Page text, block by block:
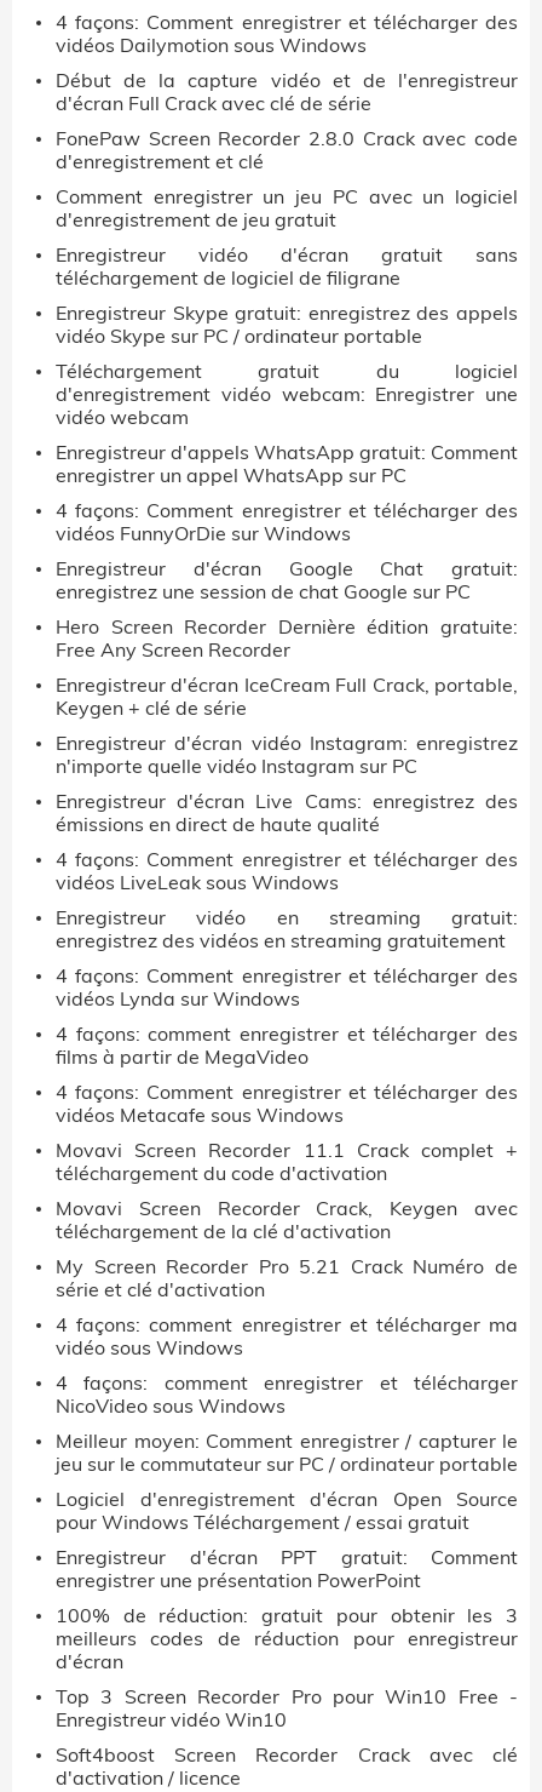
4 façons: Comment enregistrer et télécharger des
vidéos Dailymotion sous Windows
Début de la capture vidéo et de l'enregistreur
d'écran Full Crack avec clé de série
FonePaw Screen Recorder 2.8.0 Crack avec code
d'enregistrement et clé
Comment enregistrer un jeu PC avec un logiciel
d'enregistrement de jeu gratuit
Enregistreur vidéo d'écran gratuit sans
téléchargement de logiciel de filigrane
Enregistreur Skype gratuit: enregistrez des appels
vidéo Skype sur PC / ordinateur portable
Téléchargement gratuit du logiciel
d'enregistrement vidéo webcam: Enregistrer une
vidéo webcam
Enregistreur d'appels WhatsApp gratuit: Comment
enregistrer un appel WhatsApp sur PC
4 façons: Comment enregistrer et télécharger des
vidéos FunnyOrDie sur Windows
Enregistreur d'écran Google Chat gratuit:
enregistrez une session de chat Google sur PC
Hero Screen Recorder Dernière édition gratuite:
Free Any Screen Recorder
Enregistreur d'écran IceCream Full Crack, portable,
Keygen + clé de série
Enregistreur d'écran vidéo Instagram: enregistrez
n'importe quelle vidéo Instagram sur PC
Enregistreur d'écran Live Cams: enregistrez des
émissions en direct de haute qualité
4 façons: Comment enregistrer et télécharger des
vidéos LiveLeak sous Windows
Enregistreur vidéo en streaming gratuit:
enregistrez des vidéos en streaming gratuitement
4 façons: Comment enregistrer et télécharger des
vidéos Lynda sur Windows
4 façons: comment enregistrer et télécharger des
films à partir de MegaVideo
4 façons: Comment enregistrer et télécharger des
vidéos Metacafe sous Windows
Movavi Screen Recorder 11.1 Crack complet +
téléchargement du code d'activation
Movavi Screen Recorder Crack, Keygen avec
téléchargement de la clé d'activation
My Screen Recorder Pro 5.21 Crack Numéro de
série et clé d'activation
4 façons: comment enregistrer et télécharger ma
vidéo sous Windows
4 façons: comment enregistrer et télécharger
NicoVideo sous Windows
Meilleur moyen: Comment enregistrer / capturer le
jeu sur le commutateur sur PC / ordinateur portable
Logiciel d'enregistrement d'écran Open Source
pour Windows Téléchargement / essai gratuit
Enregistreur d'écran PPT gratuit: Comment
enregistrer une présentation PowerPoint
100% de réduction: gratuit pour obtenir les 3
meilleurs codes de réduction pour enregistreur
d'écran
Top 3 Screen Recorder Pro pour Win10 Free -
Enregistreur vidéo Win10
Soft4boost Screen Recorder Crack avec clé
d'activation / licence